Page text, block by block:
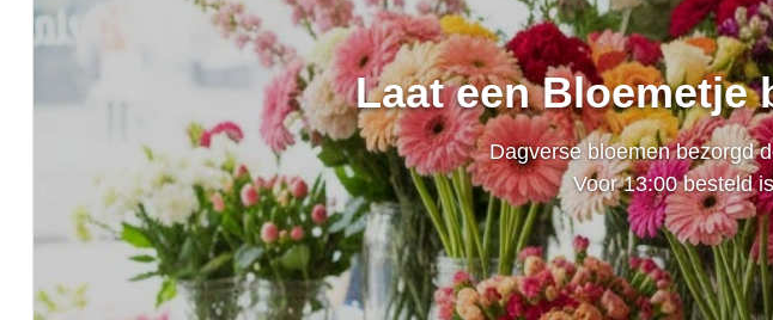
Laat een Bloemetje
Dagverse bloemen bezorgd
Voor 13:00 besteld